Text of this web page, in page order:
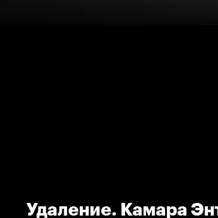
Удаление. Камара